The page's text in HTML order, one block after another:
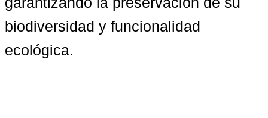
biodiversidad y funcionalidad
ecológica.